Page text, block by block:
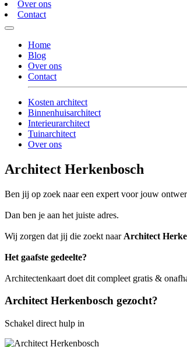
Over ons
Contact
Home
Blog
Over ons
Contact
Kosten architect
Binnenhuisarchitect
Interieurarchitect
Tuinarchitect
Over ons
Architect Herkenbosch
Ben jij op zoek naar een expert voor jouw
Dan ben je aan het juiste adres.
Wij zorgen dat jij die zoekt naar Architect
Het gaafste gedeelte?
Architectenkaart doet dit compleet gratis &
Architect Herkenbosch gezocht?
Schakel direct hulp in